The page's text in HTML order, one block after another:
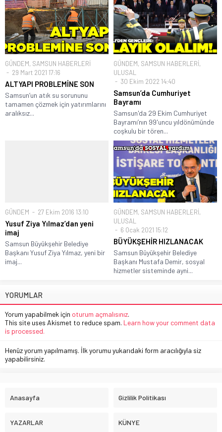
GÜNDEM, SAMSUN HABERLERİ
29 Mart 2021 17:16
ALTYAPI PROBLEMİNE SON
Samsun’un atık su sorununu
tamamen çözmek için yatırımlarını
aralıksız...
GÜNDEM, SAMSUN HABERLERİ,
ULUSAL
30 Ekim 2022 14:40
Samsun’da Cumhuriyet
Bayramı
Samsun'da 29 Ekim Cumhuriyet
Bayramı’nın 99'uncu yıldönümünde
coşkulu bir tören...
GÜNDEM 27 Ekim 2016 13:10
Yusuf Ziya Yılmaz’dan yeni
imaj
Samsun Büyükşehir Belediye
Başkanı Yusuf Ziya Yılmaz, yeni bir
imaj...
GÜNDEM, SAMSUN HABERLERİ,
ULUSAL
6 Ocak 2021 15:12
BÜYÜKŞEHİR HIZLANACAK
Samsun Büyükşehir Belediye
Başkanı Mustafa Demir, sosyal
hizmetler sisteminde ayni...
YORUMLAR
Yorum yapabilmek için oturum açmalısınız.
This site uses Akismet to reduce spam. Learn how your comment data
is processed.
Henüz yorum yapılmamış. İlk yorumu yukarıdaki form aracılığıyla siz
yapabilirsiniz.
Anasayfa Gizlilik Politikası
YAZARLAR KÜNYE